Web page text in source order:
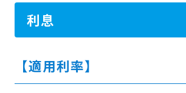
利息
【適用利率】